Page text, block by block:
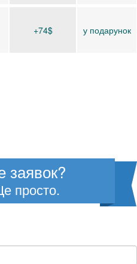
+74$ у подарунок
заявок?
просто.